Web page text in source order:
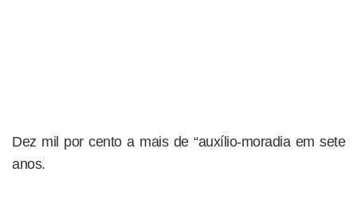
Dez mil por cento a mais de “auxílio-moradia em sete
anos.